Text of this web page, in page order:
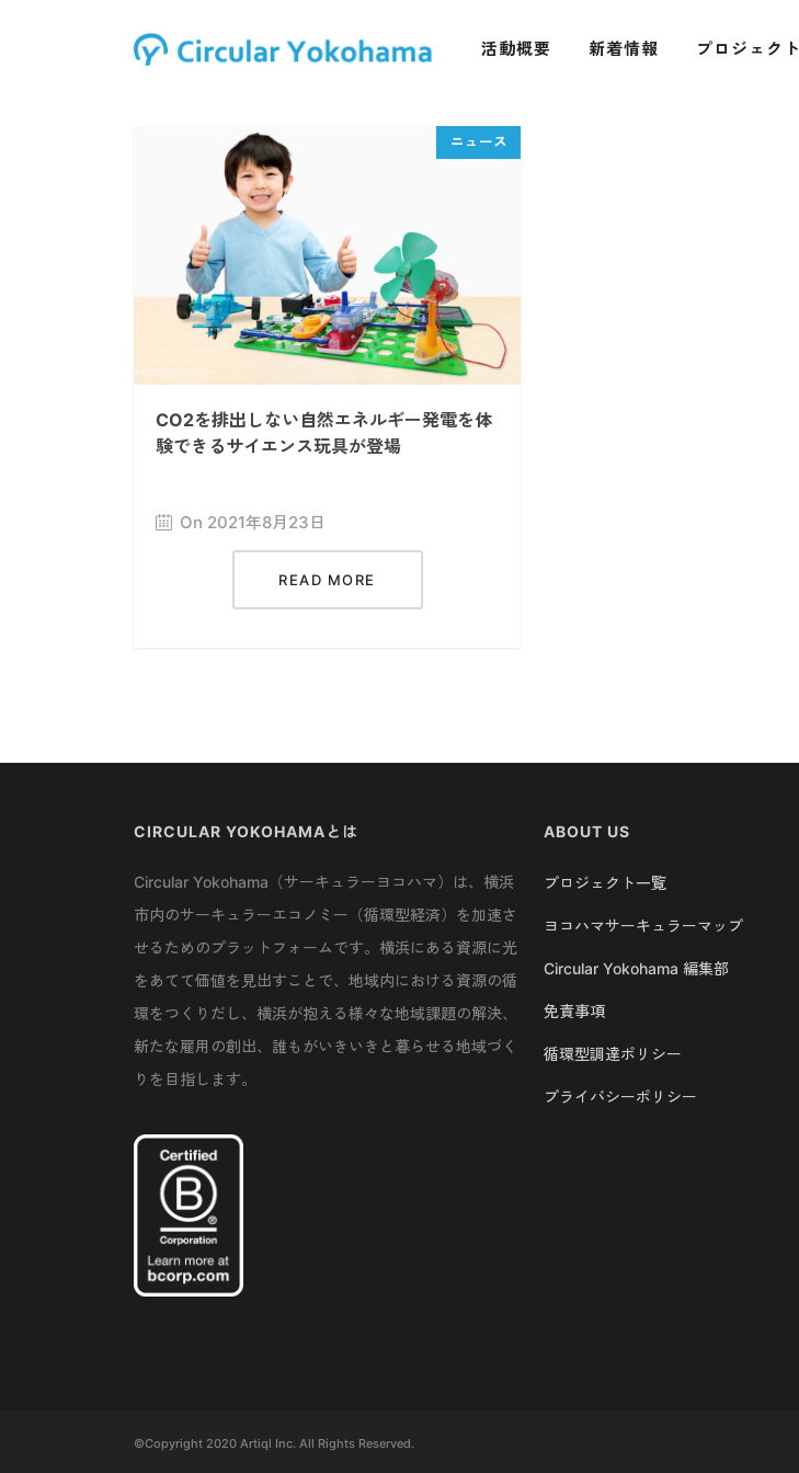
活動概要 新着情報 プロジェクト
CO2を排出しない自然エネルギー発電を体
験できるサイエンス玩具が登場
On 2021年8月23日
READ MORE
CIRCULAR YOKOHAMAとは
Circular Yokohama（サーキュラーヨコハマ）は、横浜
市内のサーキュラーエコノミー（循環型経済）を加速さ
せるためのプラットフォームです。横浜にある資源に光
をあてて価値を見出すことで、地域内における資源の循
環をつくりだし、横浜が抱える様々な地域課題の解決、
新たな雇用の創出、誰もがいきいきと暮らせる地域づく
りを目指します。
ABOUT US
プロジェクト一覧
ヨコハマサーキュラーマップ
Circular Yokohama 編集部
免責事項
循環型調達ポリシー
プライバシーポリシー
©Copyright 2020 Artiql Inc. All Rights Reserved.